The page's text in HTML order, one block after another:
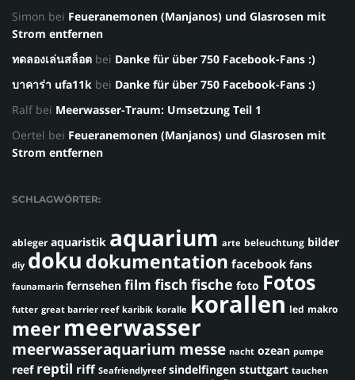
Simon bei Feueranemonen (Manjanos) und Glasrosen mit
Strom entfernen
ทดลองเล่นสล็อต bei Danke für über 750 Facebook-Fans :)
บาคาร่า ufa11k bei Danke für über 750 Facebook-Fans :)
Ralf bei Meerwasser-Traum: Umsetzung Teil 1
Oertel bei Feueranemonen (Manjanos) und Glasrosen mit
Strom entfernen
SCHLAGWÖRTER:
ableger aquaristik aquarium arte beleuchtung bilder
diy doku dokumentation facebook fans
faunamarin fernsehen film fisch fische foto Fotos
futter great barrier reef karibik koralle korallen led makro
meermeerwasser
meerwasseraquarium messe nacht ozean pumpe
reef reptil riff Seafriendlyreef sindelfingen stuttgart tauchen